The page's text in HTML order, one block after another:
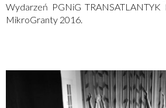
Wydarzeń PGNiG
MikroGranty 2016.